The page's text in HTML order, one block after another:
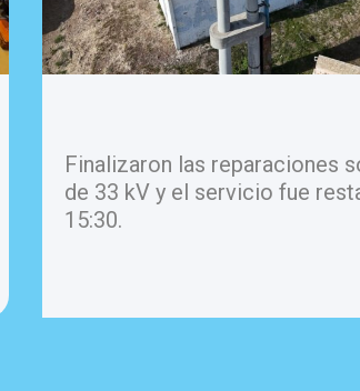
Finalizaron las reparaciones
de 33 kV y el servicio fue
15:30.